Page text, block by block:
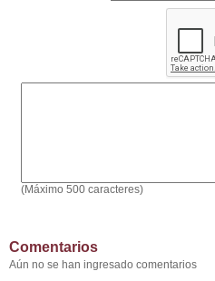
(Máximo 500 caracteres)
Comentarios
Aún no se han ingresado comentarios